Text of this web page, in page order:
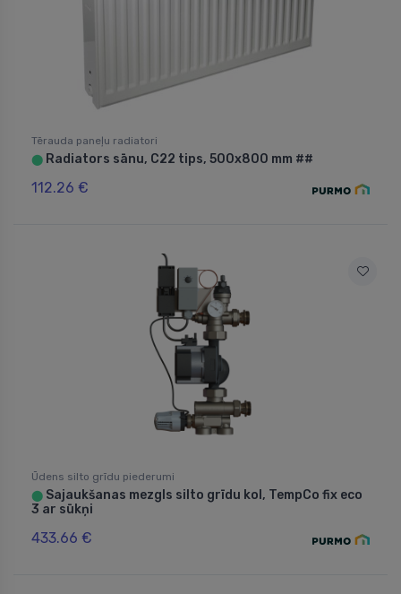
Tērauda paneļu radiatori
⬤ Radiators sānu, C22 tips, 500x800 mm ##
112.26 €
Ūdens silto grīdu piederumi
⬤ Sajaukšanas mezgls silto grīdu kol, TempCo fix eco
3 ar sūkņi
433.66 €